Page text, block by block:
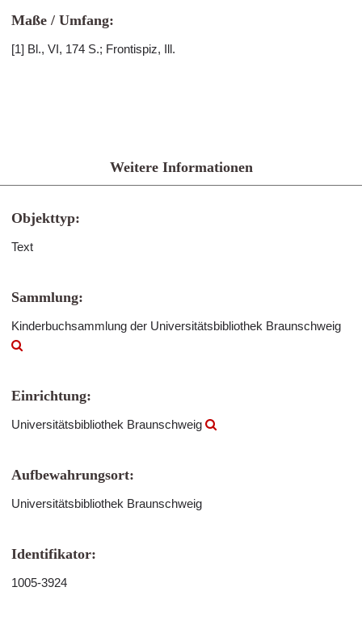
Maße / Umfang:
[1] Bl., VI, 174 S.; Frontispiz, Ill.
Weitere Informationen
Objekttyp:
Text
Sammlung:
Kinderbuchsammlung der Universitätsbibliothek Braunschweig
Einrichtung:
Universitätsbibliothek Braunschweig
Aufbewahrungsort:
Universitätsbibliothek Braunschweig
Identifikator:
1005-3924